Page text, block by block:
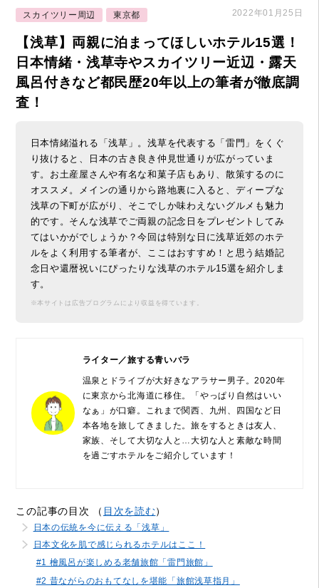
スカイツリー周辺 東京都 2022年01月25日
【浅草】両親に泊まってほしいホテル15選！
日本情緒・浅草寺やスカイツリー近辺・露天
風呂付きなど都民歴20年以上の筆者が徹底調
査！
日本情緒溢れる「浅草」。浅草を代表する「雷門」をくぐ
り抜けると、日本の古き良き仲見世通りが広がっていま
す。お土産屋さんや有名な和菓子店もあり、散策するのに
オススメ。メインの通りから路地裏に入ると、ディープな
浅草の下町が広がり、そこでしか味わえないグルメも魅力
的です。そんな浅草でご両親の記念日をプレゼントしてみ
てはいかがでしょうか？今回は特別な日に浅草近郊のホテ
ルをよく利用する筆者が、ここはおすすめ！と思う結婚記
念日や還暦祝いにぴったりな浅草のホテル15選を紹介しま
す。
※本サイトは広告プログラムにより収益を得ています。
ライター／旅する青いバラ
温泉とドライブが大好きなアラサー男子。2020年
に東京から北海道に移住。「やっぱり自然はいい
なぁ」が口癖。これまで関西、九州、四国など日
本各地を旅してきました。旅をするときは友人、
家族、そして大切な人と…大切な人と素敵な時間
を過ごすホテルをご紹介しています！
この記事の目次 （ 目次を読む）
日本の伝統を今に伝える「浅草」
日本文化を肌で感じられるホテルはここ！
#1 檜風呂が楽しめる老舗旅館「雷門旅館」
#2 昔ながらのおもてなしを堪能「旅館浅草指月」